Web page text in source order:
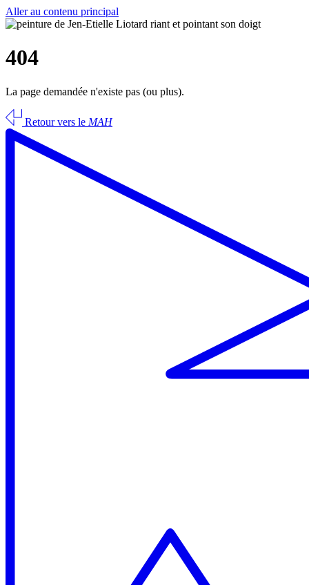
Aller au contenu principal
404
La page demandée n'existe pas (ou plus).
Retour vers le MAH